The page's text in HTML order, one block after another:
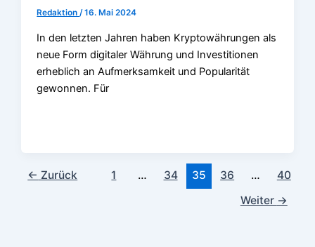
Redaktion/16. Mai 2024
In den letzten Jahren haben Kryptowährungen als
neue Form digitaler Währung und Investitionen
erheblich an Aufmerksamkeit und Popularität
gewonnen. Für
← Zurück 1 … 34 35 36 …
40
Weiter →